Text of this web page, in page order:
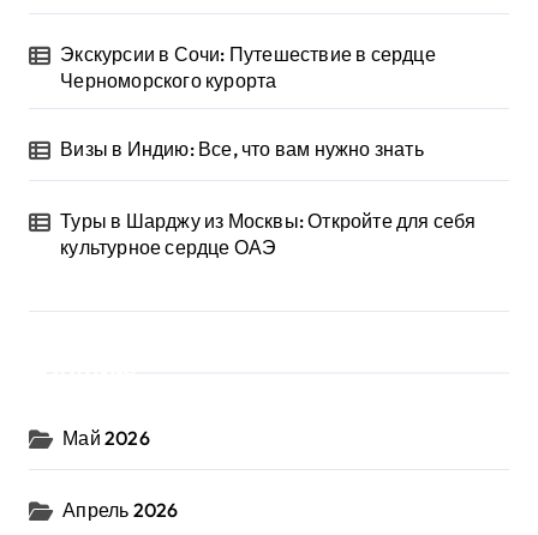
Экскурсии в Сочи: Путешествие в сердце
Черноморского курорта
Визы в Индию: Все, что вам нужно знать
Туры в Шарджу из Москвы: Откройте для себя
культурное сердце ОАЭ
Май 2026
Апрель 2026